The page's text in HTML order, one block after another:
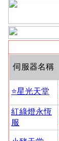
伺服器名稱
⭐️星光天堂
紅綠燈永恆
服